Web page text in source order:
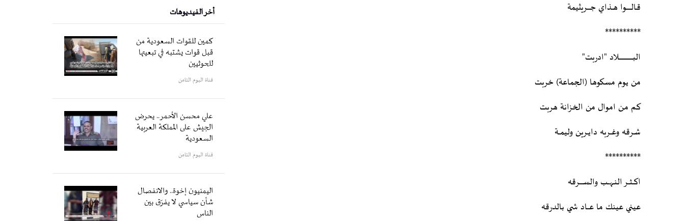
قـالـــــــــوا هـــذاي جــــــريثيمة
**********
البـــــــــــــــــــــــــــلاد "ادربت"
من يوم مسكوها (الجماعة) خربت
كـم مـن اموال من الخزانة هربت
شـرقه وغـــربه دايــرين وليمـــة
**********
اكـــثـــر النـــهــــب والســـــــرقه
عيني عينك ما عــــاد شي بالدرقه
أخر الفيديوهات
كمين للقوات السعودية من
قبل قوات يشتبه في تبعيتها
للحوثيين
قناة اليوم الثامن
علي محسن الأحمر.. يحرض
الجيش على المملكة العربية
السعودية
قناة اليوم الثامن
اليمنيون إخوة.. والانفصال
شأن سياسي لا يفرّق بين
الناس